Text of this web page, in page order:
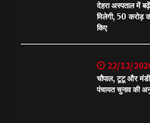
देहरा अस्पताल में
मिलेगी, 50 करोड़
किए
22/12/
चौपाल, टूटू और
पंचायत चुनाव की